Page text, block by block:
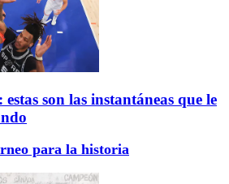
son las instantáneas que le
para la historia